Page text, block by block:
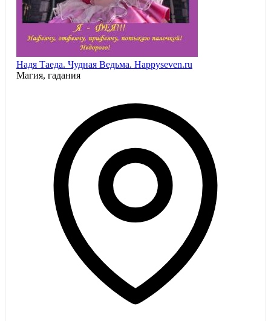
Надя Таеда. Чудная Ведьма. Happyseven.ru
Магия, гадания